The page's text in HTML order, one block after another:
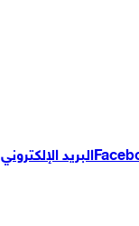
البريد الإلكتروني